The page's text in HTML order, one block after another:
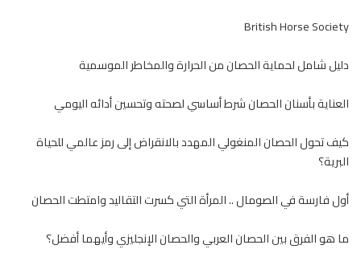
British Horse Society
دليل شامل لحماية الحصان من الحرارة والمخاطر الموسمية
العناية بأسنان الحصان شرط أساسي لصحته وتحسين أدائه اليومي
كيف تحول الحصان المنغولي المهدد بالانقراض إلى رمز عالمي للحياة
البرية؟
أول فارسة في الصومال .. المرأة التي كسرت التقاليد وامتطت الحصان
ما هو الفرق بين الحصان العربي والحصان الإنجليزي وأيهما أفضل؟